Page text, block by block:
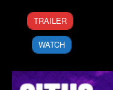
30
May
2025
Morris
Milne
TRAILER
WATCH